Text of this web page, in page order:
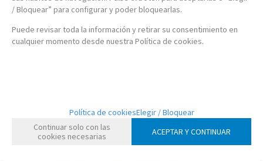
- +
/ Bloquear” para configurar y poder bloquearlas.
Puede revisar toda la información y retirar su consentimiento en
cualquier momento desde nuestra Política de cookies.
Política de cookiesElegir / Bloquear
Continuar solo con las
cookies necesarias
ACEPTAR Y CONTINUAR